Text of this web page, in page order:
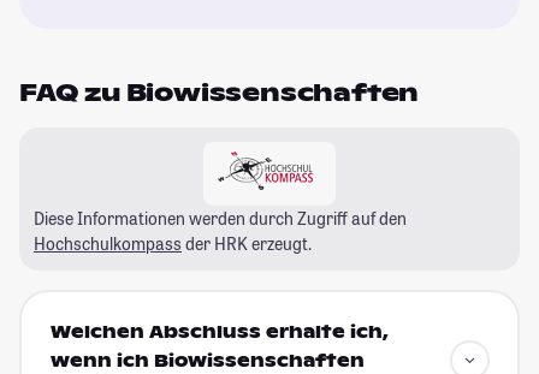
FAQ zu Biowissenschaften
Diese Informationen werden durch Zugriff auf den
Hochschulkompass der HRK erzeugt.
Welchen Abschluss erhalte ich,
wenn ich Biowissenschaften